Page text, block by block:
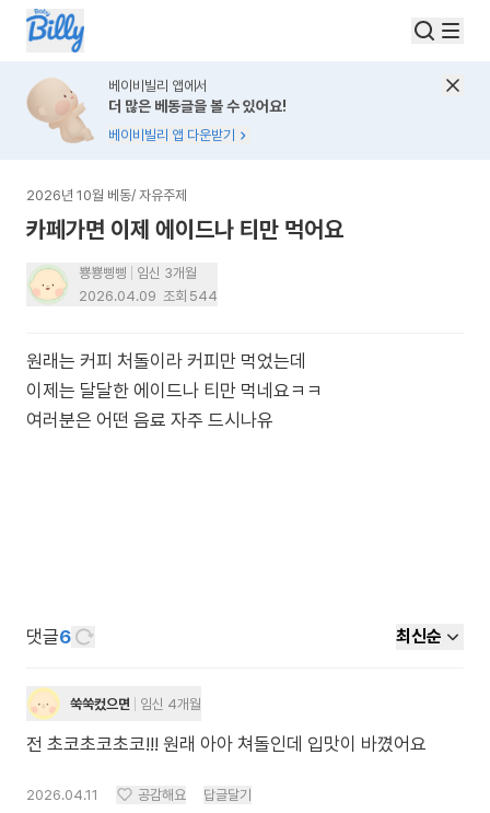
베이비빌리 앱에서
더 많은 베동글을 볼 수 있어요!
베이비빌리 앱 다운받기
2026년 10월 베동/ 자유주제
카페가면 이제 에이드나 티만 먹어요
뿅뿅삥삥
임신 3개월
2026.04.09 조회 544
원래는 커피 처돌이라 커피만 먹었는데
이제는 달달한 에이드나 티만 먹네요ㅋㅋ
댓글6 최신순
쑥쑥컸으면 임신 4개월
전 초코초코초코!!! 원래 아아 쳐돌인데 입맛이 바꼈어요
2026.04.11 공감해요 답글달기